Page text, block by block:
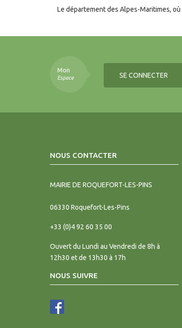
Le département des Alpes-Maritimes, où
Mon
Espace SE CONNECTER
NOUS CONTACTER
MAIRIE DE ROQUEFORT-LES-PINS
06330 Roquefort-Les-Pins
+33 (0)4 92 60 35 00
Ouvert du Lundi au Vendredi de 8h à
12h30 et de 13h30 à 17h
NOUS SUIVRE